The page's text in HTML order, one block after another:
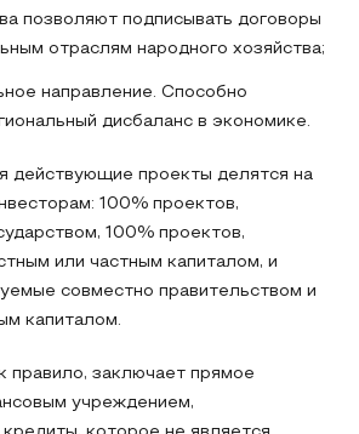
позволяют подписывать договоры
отраслям народного хозяйства;
направление. Способно
дисбаланс в экономике.
действующие проекты делятся на
100% проектов,
100% проектов,
или частным капиталом, и
совместно правительством и
капиталом.
правило, заключает прямое
учреждением,